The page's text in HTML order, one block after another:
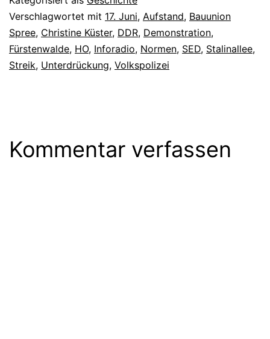
Verschlagwortet mit 17. Juni, Aufstand, Bauunion
Spree, Christine Küster, DDR, Demonstration,
Fürstenwalde, HO, Inforadio, Normen, SED, Stalinallee,
Streik, Unterdrückung, Volkspolizei
Kommentar verfassen